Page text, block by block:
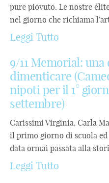
pure piovuto. Le nostre
nel giorno che richiama
Leggi Tutto
9/11 Memorial: una
dimenticare
nipoti per il 1°
settembre)
Carissimi Virginia, Carla
il primo giorno di scuola ed
data ormai passata alla
Leggi Tutto